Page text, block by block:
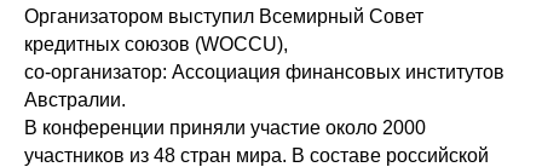
Организатором выступил Всемирный Совет
кредитных союзов (WOCCU),
со-организатор: Ассоциация финансовых институтов
Австралии.
В конференции приняли участие около 2000
участников из 48 стран мира. В составе российской